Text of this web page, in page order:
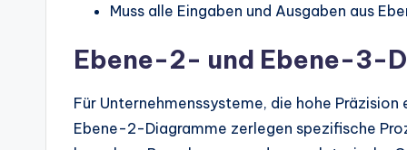
Muss alle Eingaben und Ausgaben aus
Ebene-2- und Ebene-3-
Für Unternehmenssysteme, die hohe
Ebene-2-Diagramme zerlegen spezifische